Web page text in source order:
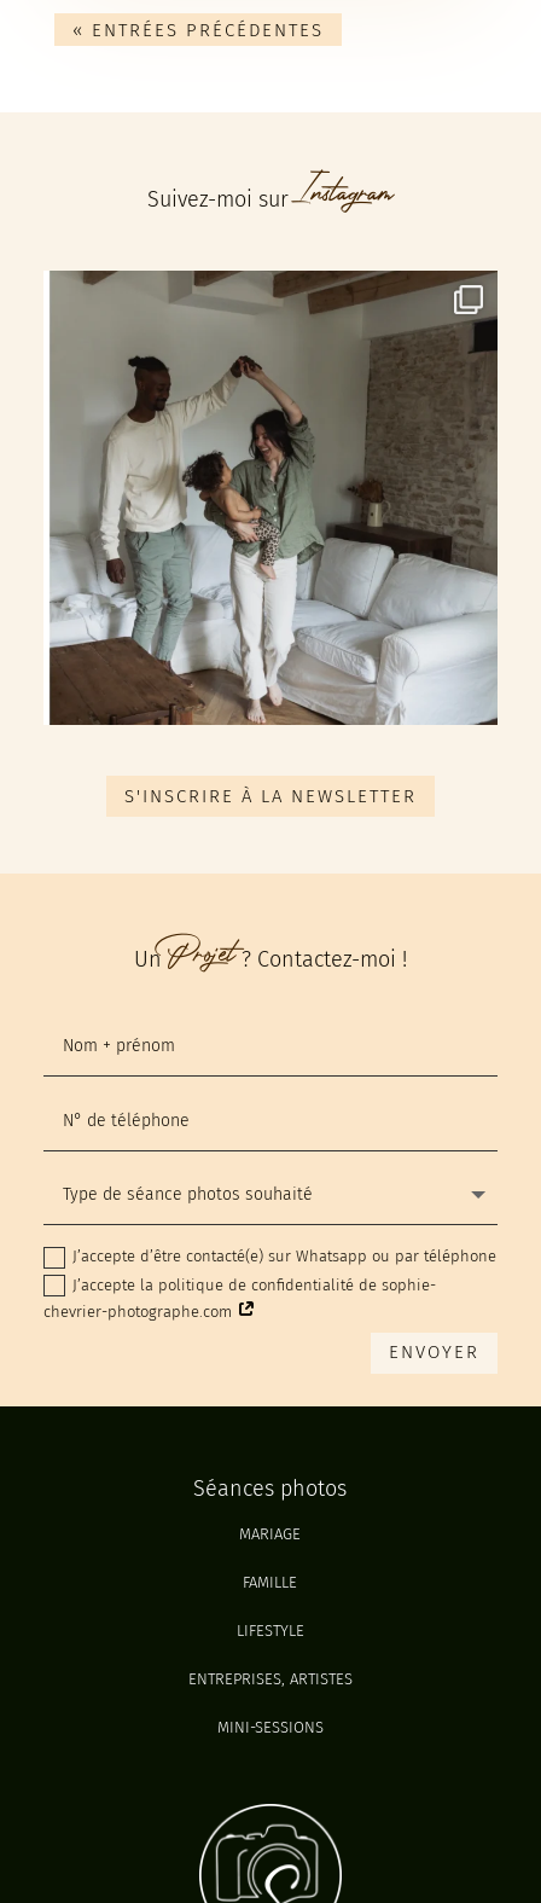
« ENTRÉES PRÉCÉDENTES
Suivez-moi surInstagram
S'INSCRIRE À LA NEWSLETTER
Un Projet? Contactez-moi !
J’accepte d’être contacté(e) sur Whatsapp ou par téléphone
J’accepte la politique de confidentialité de sophie-
chevrier-photographe.com
ENVOYER
Séances photos
MARIAGE
FAMILLE
LIFESTYLE
ENTREPRISES, ARTISTES
MINI-SESSIONS